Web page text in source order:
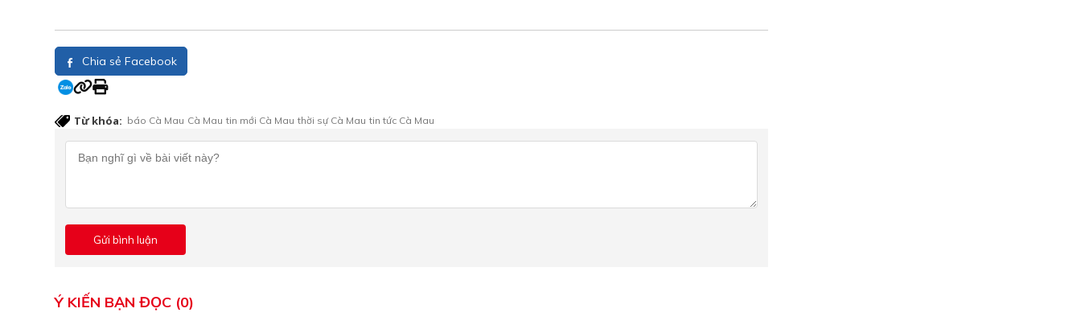
Chia sẻ Facebook
Từ khóa: báo Cà Mau Cà Mau tin mới Cà Mau thời sự Cà Mau tin tức Cà Mau
Ý KIẾN BẠN ĐỌC (0)